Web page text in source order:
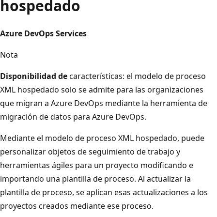
hospedado
Azure DevOps Services
Nota
Disponibilidad decaracterísticas: el modelo de proceso
XML hospedado solo se admite para las organizaciones
que migran a Azure DevOps mediante la herramienta de
migración de datos para Azure DevOps.
Mediante el modelo de proceso XML hospedado, puede
personalizar objetos de seguimiento de trabajo y
herramientas ágiles para un proyecto modificando e
importando una plantilla de proceso. Al actualizar la
plantilla de proceso, se aplican esas actualizaciones a los
proyectos creados mediante ese proceso.